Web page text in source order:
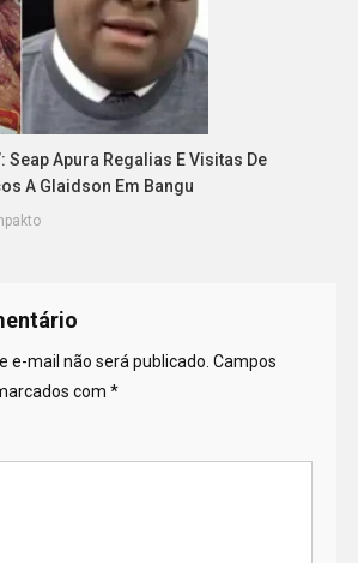
Seap Apura Regalias E Visitas De
A Glaidson Em Bangu
e-mail não será publicado. Campos
com *